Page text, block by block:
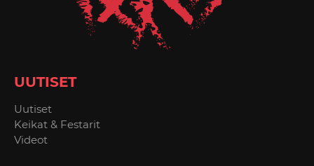
UUTISET
Uutiset
Keikat & Festarit
Videot